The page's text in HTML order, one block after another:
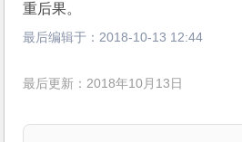
重后果。
最后编辑于： 2018-10-13 12:44
最后更新：2018年10月13日